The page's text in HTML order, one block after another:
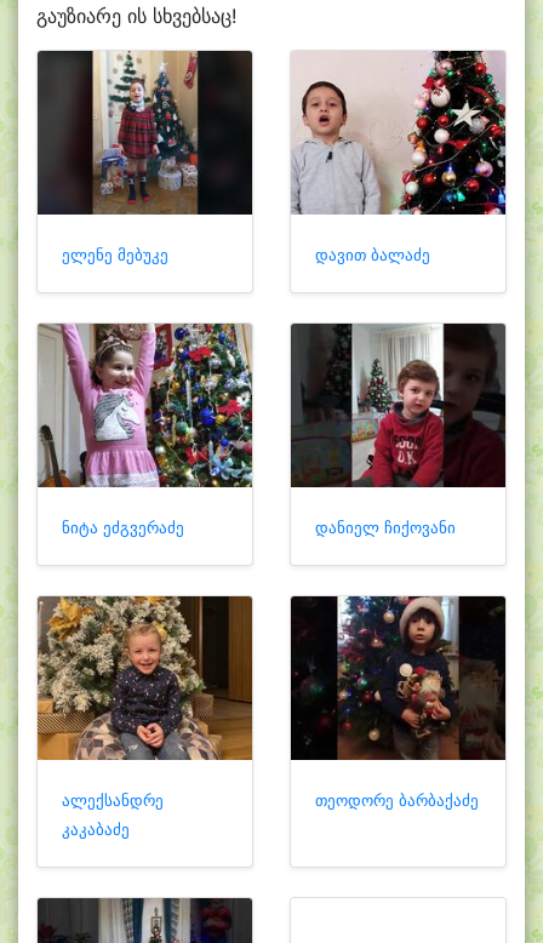
გაუზიარე ის სხვებსაც!
ელენე მებუკე დავით ბალაძე
ნიტა ეძგვერაძე დანიელ ჩიქოვანი
ალექსანდრე
კაკაბაძე
თეოდორე ბარბაქაძე